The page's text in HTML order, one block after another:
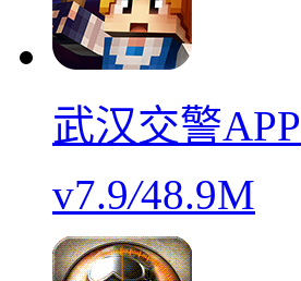
武汉交警APP
v7.9/48.9M